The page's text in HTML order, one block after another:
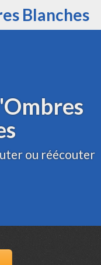
Blanches
ou réécouter